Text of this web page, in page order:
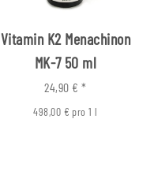
Vitamin K2 Menachinon
MK-7 50 ml
24,90 €*
498,00 € pro 1 l